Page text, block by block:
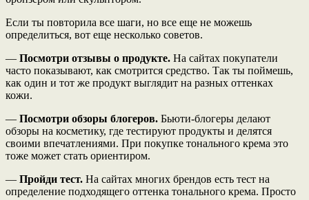
Если ты повторила все шаги, но все еще не можешь
определиться, вот еще несколько советов.
— Посмотри отзывы о продукте. На сайтах покупатели
часто показывают, как смотрится средство. Так ты поймешь,
как один и тот же продукт выглядит на разных оттенках
кожи.
— Посмотри обзоры блогеров. Бьюти-блогеры делают
обзоры на косметику, где тестируют продукты и делятся
своими впечатлениями. При покупке тонального крема это
тоже может стать ориентиром.
— Пройди тест. На сайтах многих брендов есть тест на
определение подходящего оттенка тонального крема. Просто